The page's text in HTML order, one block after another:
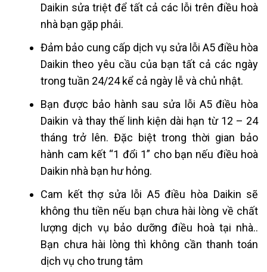
Daikin sửa triệt để tất cả các lỗi trênđiều hoà
nhà bạn gặp phải.
Đảm bảo cung cấp dịch vụ sửa lỗi A5 điều hòa
Daikin theo yêu cầu của bạn tất cả các ngày
trong tuần 24/24 kể cả ngày lễ và chủ nhật.
Bạn được bảo hành sau sửa lỗi A5 điều hòa
Daikin và thay thế linh kiện dài hạn từ 12 – 24
tháng trở lên. Đặc biệt trong thời gian bảo
hành cam kết “1 đổi 1” cho bạn nếu điều hoà
Daikin nhà bạn hư hỏng.
Cam kết thợ sửa lỗi A5 điều hòa Daikin sẽ
không thu tiền nếu bạn chưa hài lòng về chất
lượng dịch vụ bảo dưỡng điều hoà tại nhà..
Bạn chưa hài lòng thì không cần thanh toán
dịch vụ cho trung tâm